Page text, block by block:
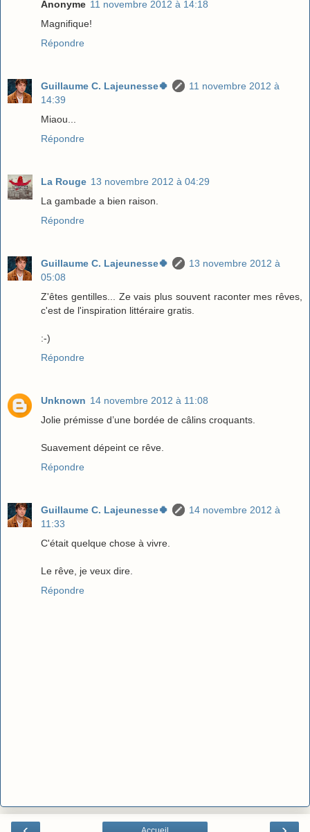
Anonyme 11 novembre 2012 à 14:18
Magnifique!
Répondre
Guillaume C. Lajeunesse🍀
11 novembre 2012 à
14:39
Miaou...
Répondre
La Rouge 13 novembre 2012 à 04:29
La gambade a bien raison.
Répondre
Guillaume C. Lajeunesse🍀
13 novembre 2012 à
05:08
Z'êtes gentilles... Ze vais plus souvent raconter mes rêves,
c'est de l'inspiration littéraire gratis.
:-)
Répondre
Unknown 14 novembre 2012 à 11:08
Jolie prémisse d’une bordée de câlins croquants.
Suavement dépeint ce rêve.
Répondre
Guillaume C. Lajeunesse🍀
14 novembre 2012 à
11:33
C'était quelque chose à vivre.
Le rêve, je veux dire.
Répondre